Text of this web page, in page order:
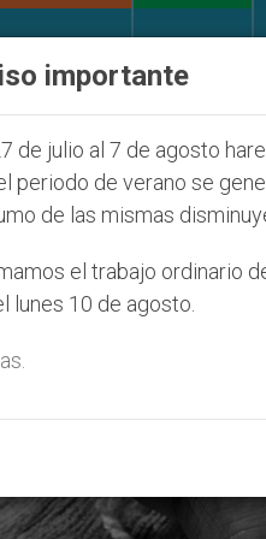
pronuncia ante caso de
Mundial
De
importante
de julio al 7 de agosto
periodo de verano se
de las mismas
el trabajo ordinario
lunes 10 de agosto.